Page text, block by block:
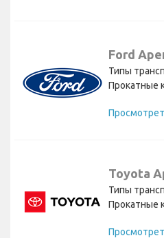
Ford
Типы
Прокатные
Toyota
Типы
Прокатные